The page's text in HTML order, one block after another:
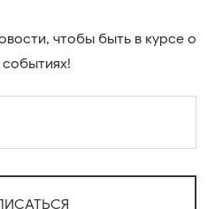
чтобы быть в курсе о